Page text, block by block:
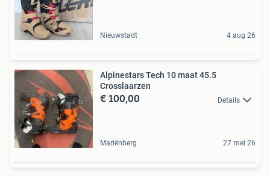
Nieuwstadt 4 aug 26
Alpinestars Tech 10 maat 45.5
Crosslaarzen
€ 100,00 Details
Mariënberg 27 mei 26